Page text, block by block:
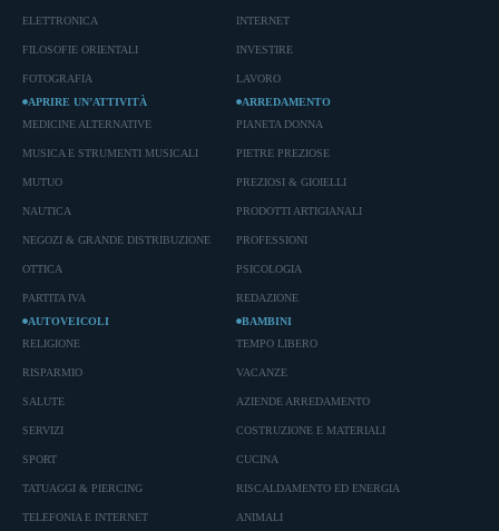
ELETTRONICA
FILOSOFIE ORIENTALI
FOTOGRAFIA
INTERNET
INVESTIRE
LAVORO
APRIRE UN’ATTIVITÀ
MEDICINE ALTERNATIVE
MUSICA E STRUMENTI MUSICALI
MUTUO
NAUTICA
NEGOZI & GRANDE DISTRIBUZIONE
OTTICA
PARTITA IVA
ARREDAMENTO
PIANETA DONNA
PIETRE PREZIOSE
PREZIOSI & GIOIELLI
PRODOTTI ARTIGIANALI
PROFESSIONI
PSICOLOGIA
REDAZIONE
AUTOVEICOLI
RELIGIONE
RISPARMIO
SALUTE
SERVIZI
SPORT
TATUAGGI & PIERCING
TELEFONIA E INTERNET
BAMBINI
TEMPO LIBERO
VACANZE
AZIENDE ARREDAMENTO
COSTRUZIONE E MATERIALI
CUCINA
RISCALDAMENTO ED ENERGIA
ANIMALI